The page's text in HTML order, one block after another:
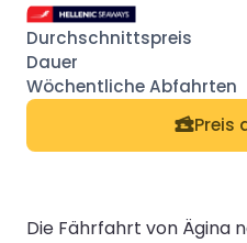
Preis
Die Fährfahrt von Ägina